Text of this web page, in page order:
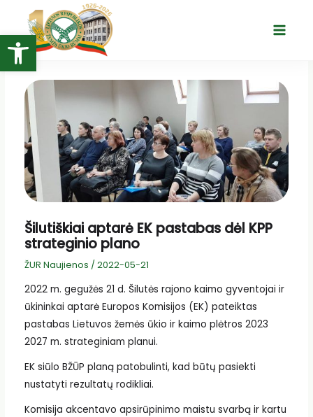
Open toolbar
turinio
Main
Šilutiškiai aptarė EK pastabas dėl KPP
strateginio plano
ŽUR Naujienos / 2022-05-21
2022 m. gegužės 21 d. Šilutės rajono kaimo gyventojai ir
ūkininkai aptarė Europos Komisijos (EK) pateiktas
pastabas Lietuvos žemės ūkio ir kaimo plėtros 2023
2027 m. strateginiam planui.
EK siūlo BŽŪP planą patobulinti, kad būtų pasiekti
nustatyti rezultatų rodikliai.
Komisija akcentavo apsirūpinimo maistu svarbą ir kartu